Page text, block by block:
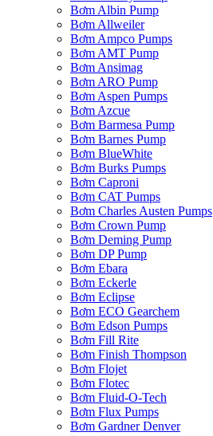
Bơm Albin Pump
Bơm Allweiler
Bơm Ampco Pumps
Bơm AMT Pump
Bơm Ansimag
Bơm ARO Pump
Bơm Aspen Pumps
Bơm Azcue
Bơm Barmesa Pump
Bơm Barnes Pump
Bơm BlueWhite
Bơm Burks Pumps
Bơm Caproni
Bơm CAT Pumps
Bơm Charles Austen Pumps
Bơm Crown Pump
Bơm Deming Pump
Bơm DP Pump
Bơm Ebara
Bơm Eckerle
Bơm Eclipse
Bơm ECO Gearchem
Bơm Edson Pumps
Bơm Fill Rite
Bơm Finish Thompson
Bơm Flojet
Bơm Flotec
Bơm Fluid-O-Tech
Bơm Flux Pumps
Bơm Gardner Denver